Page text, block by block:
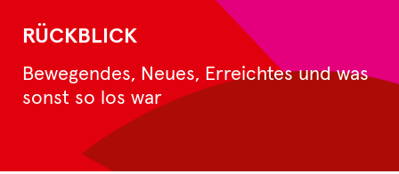
RÜCKBLICK
Bewegendes, Neues, Erreichtes und was
sonst so los war